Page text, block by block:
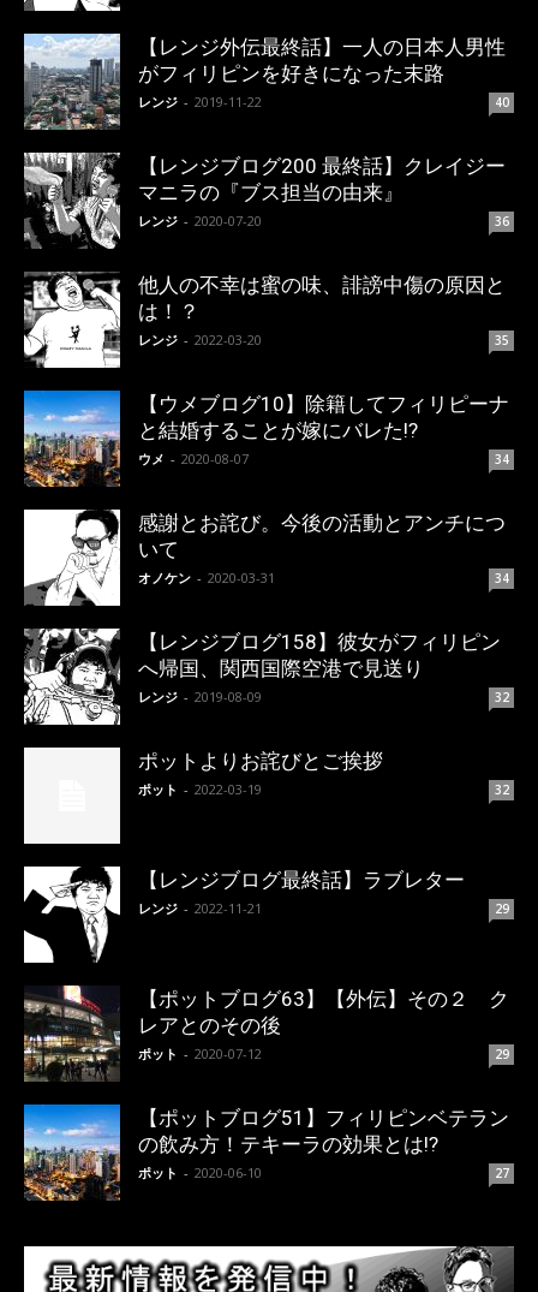
【レンジ外伝最終話】一人の日本人男性
がフィリピンを好きになった末路
レンジ - 2019-11-22 40
【レンジブログ200 最終話】クレイジー
マニラの『ブス担当の由来』
レンジ - 2020-07-20 36
他人の不幸は蜜の味、誹謗中傷の原因と
は！？
レンジ - 2022-03-20 35
【ウメブログ10】除籍してフィリピーナ
と結婚することが嫁にバレた!?
ウメ - 2020-08-07 34
感謝とお詫び。今後の活動とアンチにつ
いて
オノケン - 2020-03-31 34
【レンジブログ158】彼女がフィリピン
へ帰国、関西国際空港で見送り
レンジ - 2019-08-09 32
ポットよりお詫びとご挨拶
ポット - 2022-03-19 32
【レンジブログ最終話】ラブレター
レンジ - 2022-11-21 29
【ポットブログ63】【外伝】その２ ク
レアとのその後
ポット - 2020-07-12 29
【ポットブログ51】フィリピンベテラン
の飲み方！テキーラの効果とは!?
ポット - 2020-06-10 27